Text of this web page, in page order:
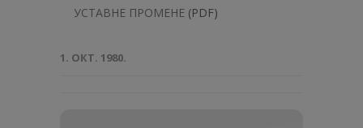
УСТАВНЕ ПРОМЕНЕ (PDF)
1. ОКТ. 1980.